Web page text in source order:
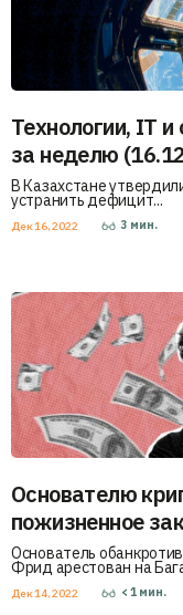
Технологии, IT
за неделю
В Казахстане
устранить дефицит...
Дек 16, 2022 3 мин.
Основателю
пожизненное
Основатель
Фрид арестован на
Дек 14, 2022 < 1 мин.